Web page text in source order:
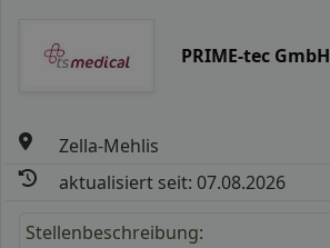
PRIME-tec GmbH
Zella-Mehlis
aktualisiert seit: 07.08.2026
Stellenbeschreibung: